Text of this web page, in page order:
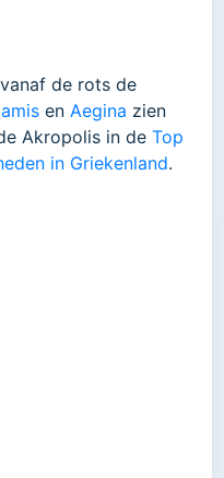
de rots de
en Aegina zien
Akropolis in de Top
in Griekenland.